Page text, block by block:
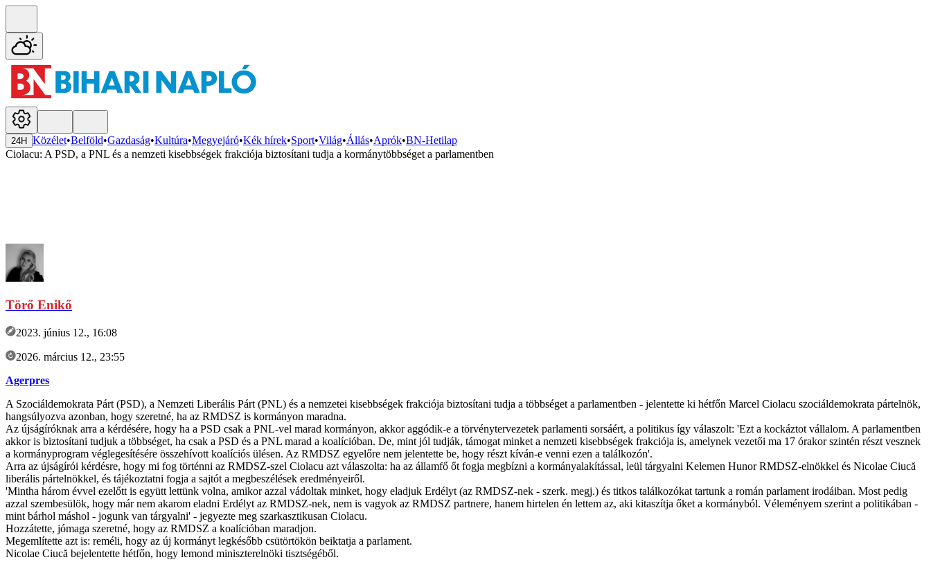
24H Közélet•Belföld•Gazdaság•Kultúra•Megyejáró•Kék hírek•Sport•Világ•Állás•Aprók•BN-Hetilap
Ciolacu: A PSD, a PNL és a nemzeti kisebbségek frakciója biztosítani tudja a kormánytöbbséget a parlamentben
Törő Enikő
2023. június 12., 16:08
2026. március 12., 23:55
Agerpres
A Szociáldemokrata Párt (PSD), a Nemzeti Liberális Párt (PNL) és a nemzetei kisebbségek frakciója biztosítani tudja a többséget a parlamentben - jelentette ki hétfőn Marcel Ciolacu szociáldemokrata pártelnök,
hangsúlyozva azonban, hogy szeretné, ha az RMDSZ is kormányon maradna.
Az újságíróknak arra a kérdésére, hogy ha a PSD csak a PNL-vel marad kormányon, akkor aggódik-e a törvénytervezetek parlamenti sorsáért, a politikus így válaszolt: 'Ezt a kockáztot vállalom. A parlamentben
akkor is biztosítani tudjuk a többséget, ha csak a PSD és a PNL marad a koalícióban. De, mint jól tudják, támogat minket a nemzeti kisebbségek frakciója is, amelynek vezetői ma 17 órakor szintén részt vesznek
a kormányprogram véglegesítésére összehívott koalíciós ülésen. Az RMDSZ egyelőre nem jelentette be, hogy részt kíván-e venni ezen a találkozón'.
Arra az újságírói kérdésre, hogy mi fog történni az RMDSZ-szel Ciolacu azt válaszolta: ha az államfő őt fogja megbízni a kormányalakítással, leül tárgyalni Kelemen Hunor RMDSZ-elnökkel és Nicolae Ciucă
liberális pártelnökkel, és tájékoztatni fogja a sajtót a megbeszélések eredményeiről.
'Mintha három évvel ezelőtt is együtt lettünk volna, amikor azzal vádoltak minket, hogy eladjuk Erdélyt (az RMDSZ-nek - szerk. megj.) és titkos találkozókat tartunk a román parlament irodáiban. Most pedig
azzal szembesülök, hogy már nem akarom eladni Erdélyt az RMDSZ-nek, nem is vagyok az RMDSZ partnere, hanem hirtelen én lettem az, aki kitaszítja őket a kormányból. Véleményem szerint a politikában -
mint bárhol máshol - jogunk van tárgyalni' - jegyezte meg szarkasztikusan Ciolacu.
Hozzátette, jómaga szeretné, hogy az RMDSZ a koalícióban maradjon.
Megemlítette azt is: reméli, hogy az új kormányt legkésőbb csütörtökön beiktatja a parlament.
Nicolae Ciucă bejelentette hétfőn, hogy lemond miniszterelnöki tisztségéből.